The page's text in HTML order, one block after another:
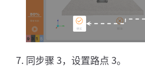
同步骤 3，设置路点 3。